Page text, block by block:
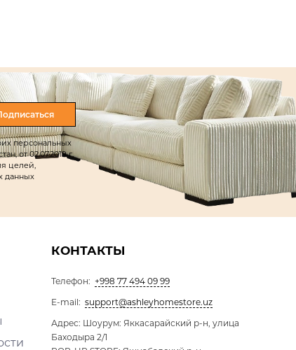
персональных
от 02.07.2019 г.
целей,
данных
КОНТАКТЫ
Телефон: +998 77 494 09 99
E-mail: support@ashleyhomestore.uz
Адрес: Шоурум: Яккасарайский р-н, улица
Баходыра 2/1